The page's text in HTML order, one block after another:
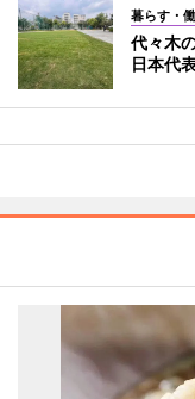
暮らす・
代々木
日本代